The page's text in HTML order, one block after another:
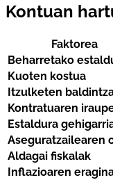
Kontuan
Faktorea
Beharretako
Kuoten kostua
Itzulketen
Kontratuaren
Estaldura
Aseguratzailearen
Aldagai fiskalak
Inflazioaren